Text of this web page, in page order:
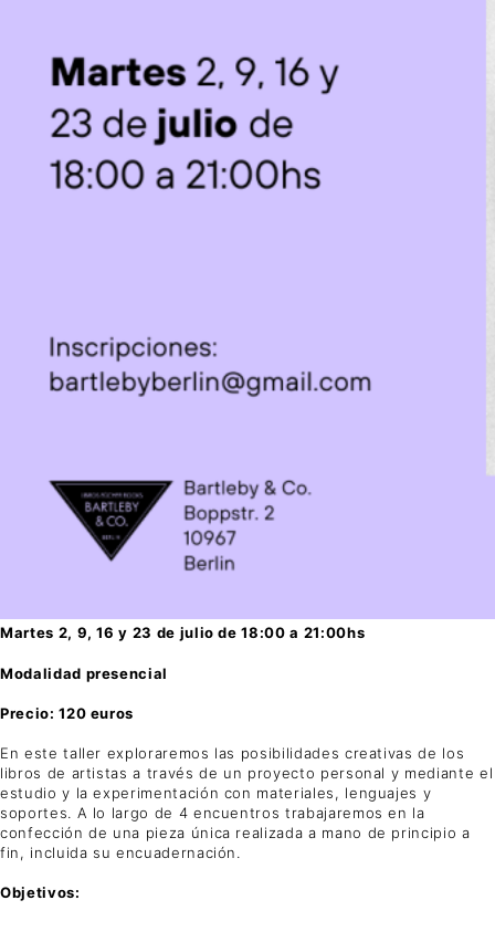
Martes 2, 9, 16 y 23 de julio de 18:00 a 21:00hs
Modalidad presencial
Precio: 120 euros
En este taller exploraremos las posibilidades creativas de los
libros de artistas a través de un proyecto personal y mediante el
estudio y la experimentación con materiales, lenguajes y
soportes. A lo largo de 4 encuentros trabajaremos en la
confección de una pieza única realizada a mano de principio a
fin, incluida su encuadernación.
Objetivos: